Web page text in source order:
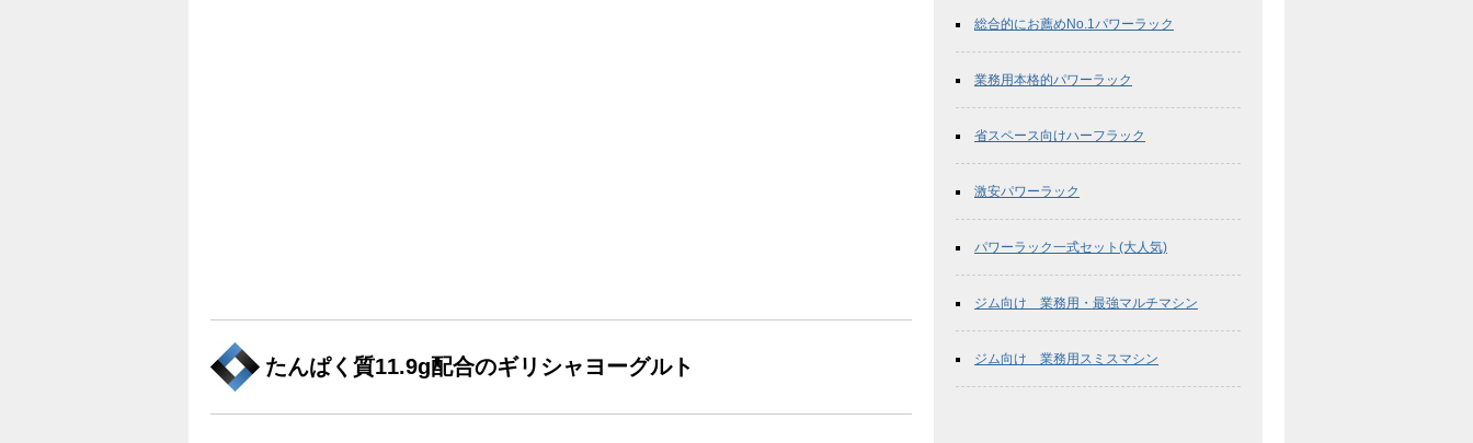
たんぱく質11.9g配合のギリシャヨーグルト
総合的にお薦めNo.1パワーラック
業務用本格的パワーラック
省スペース向けハーフラック
激安パワーラック
パワーラック一式セット(大人気)
ジム向け 業務用・最強マルチマシン
ジム向け 業務用スミスマシン